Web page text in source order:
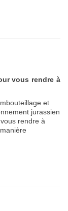
vous rendre à
et
jurassien
rendre à